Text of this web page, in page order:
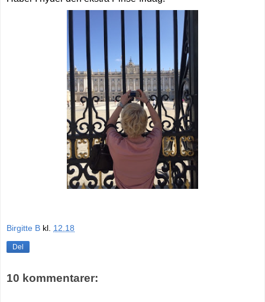
Birgitte B kl. 12.18
Del
10 kommentarer: